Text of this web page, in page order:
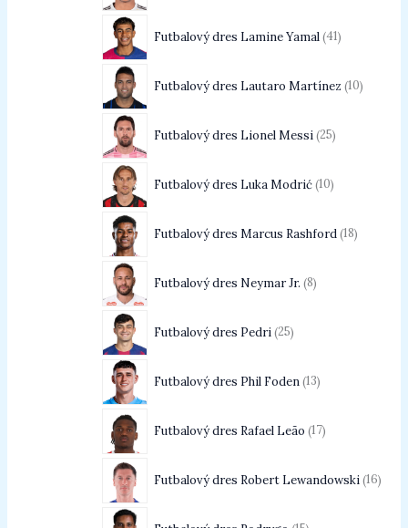
Futbalový dres Lamine Yamal 41
Futbalový dres Lautaro Martínez 10
Futbalový dres Lionel Messi 25
Futbalový dres Luka Modrić 10
Futbalový dres Marcus Rashford 18
Futbalový dres Neymar Jr. 8
Futbalový dres Pedri 25
Futbalový dres Phil Foden 13
Futbalový dres Rafael Leão 17
Futbalový dres Robert Lewandowski 16